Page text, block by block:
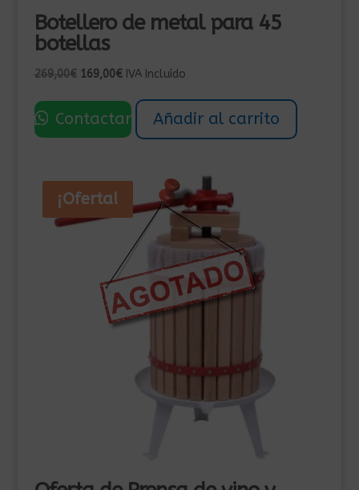
Botellero de metal para 45
botellas
269,00€ El
original
era:
169,00€El
actual
es:
IVA Incluído
Contactar Añadir al carrito
¡Oferta!